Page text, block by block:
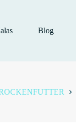
Blog